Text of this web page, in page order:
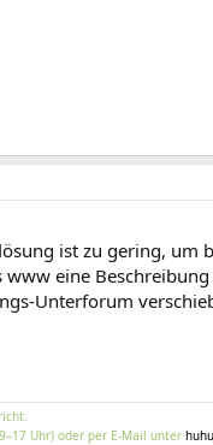
ist zu gering, um
eine
Unterforum
Uhr) oder per E-Mail unter